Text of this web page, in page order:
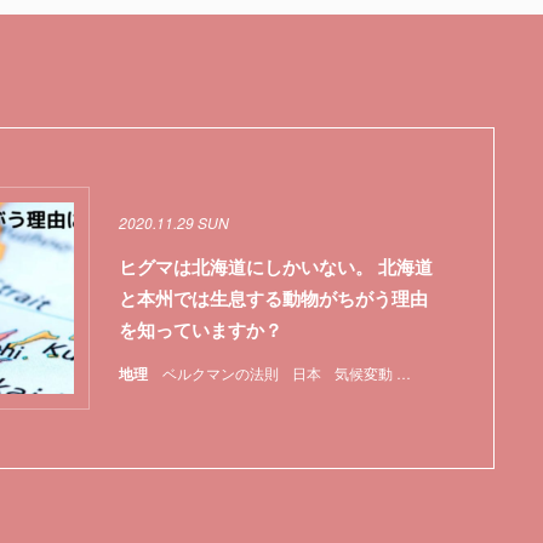
子 地理 ベルクマンの法則 日本 気候変動
2020.11.29 SUN
ヒグマは北海道にしかいない。 北海道
と本州では生息する動物がちがう理由
を知っていますか？